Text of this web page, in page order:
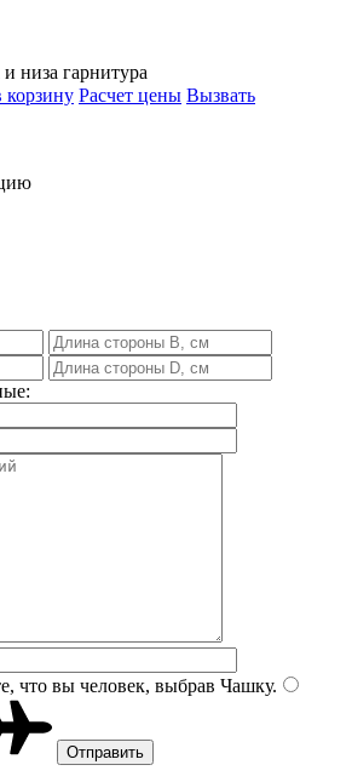
низа гарнитура
корзину Расчет цены Вызвать
что вы человек, выбрав Чашку.